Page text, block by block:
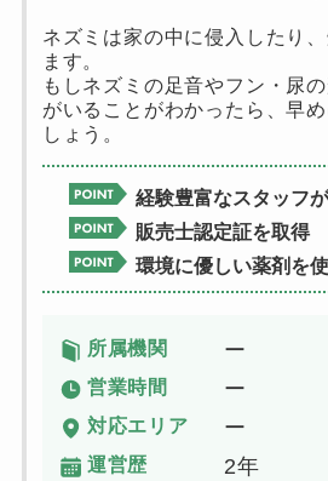
ネズミは家の中に侵入したり
ます。
もしネズミの足音やフン・尿
がいることがわかったら、早
しょう。
経験豊富なスタッフ
販売士認定証を取得
環境に優しい薬剤を
所属機関 ー
営業時間 ー
対応エリア ー
運営歴 2年